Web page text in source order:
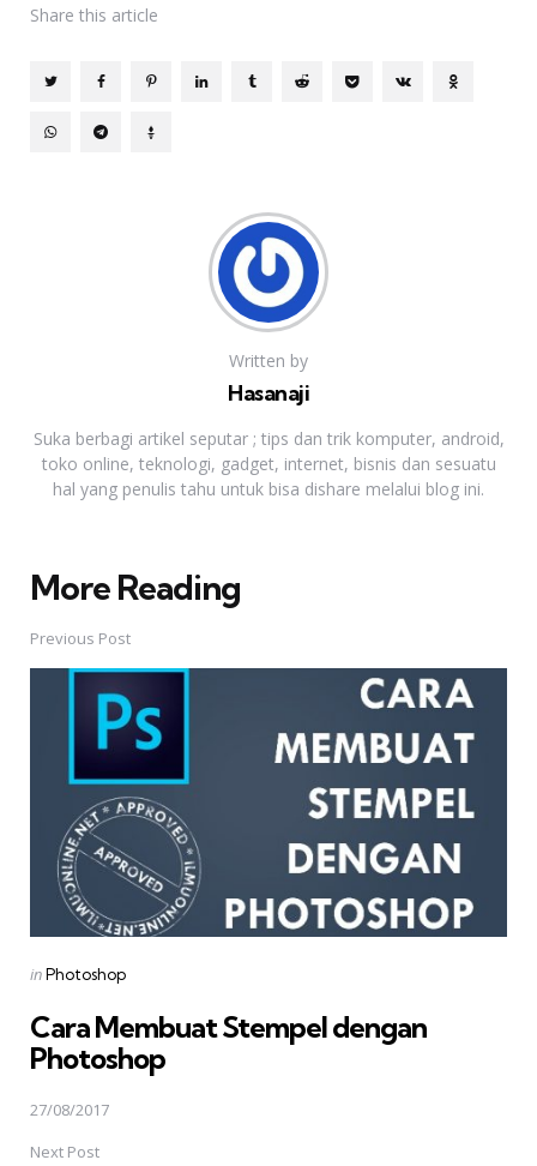
Share this article
Written by
Hasanaji
Suka berbagi artikel seputar ; tips dan trik komputer, android,
toko online, teknologi, gadget, internet, bisnis dan sesuatu
hal yang penulis tahu untuk bisa dishare melalui blog ini.
More Reading
Post
navigation
Previous Post
Posted
inPhotoshop
Cara Membuat Stempel dengan
Photoshop
27/08/2017
Next Post